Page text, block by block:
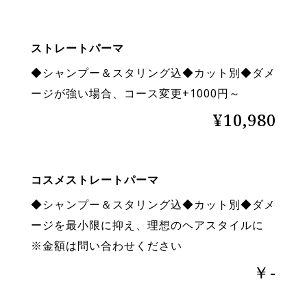
ストレートパーマ
◆シャンプー＆スタリング込◆カット別◆ダメ
ージが強い場合、コース変更+1000円～
¥10,980
コスメストレートパーマ
◆シャンプー＆スタリング込◆カット別◆ダメ
ージを最小限に抑え、理想のヘアスタイルに
※金額は問い合わせください
￥-